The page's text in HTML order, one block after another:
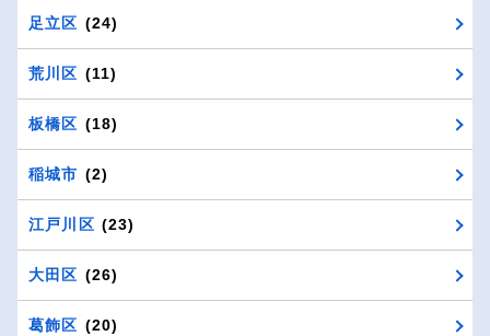
足立区 (24)
荒川区 (11)
板橋区 (18)
稲城市 (2)
江戸川区 (23)
大田区 (26)
葛飾区 (20)